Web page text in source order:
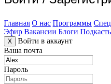
Главная О нас Программы
Эфир Вакансии Блоги
X
Войти в аккаунт
Ваша почта
Пароль